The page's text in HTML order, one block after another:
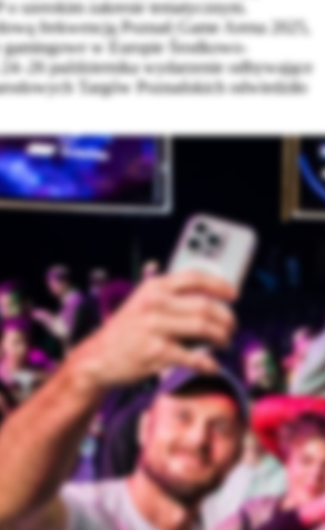
szerokim zakresie tematycznym.
frekwencją Poznań Game Arena 2025,
w Europie Środkowo-
października wydarzenie odbywające
Targów Poznańskich odwiedziło